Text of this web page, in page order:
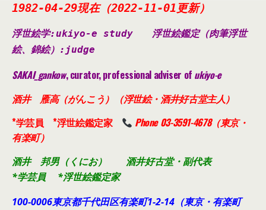
1982-04-29現在（2022-11-01更新）
浮世絵学:ukiyo-e study 浮世絵鑑定（肉筆浮世
絵、錦絵） :judge
SAKAI_gankow, curator, professional adviser of ukiyo-e
酒井 雁高（がんこう）（浮世絵・酒井好古堂主人）
*学芸員 *浮世絵鑑定家
Phone 03-3591-4678（東京・
有楽町）
酒井 邦男（くにお） 酒井好古堂・副代表
*学芸員 *浮世絵鑑定家
100-0006東京都千代田区有楽町1-2-14（東京・有楽町